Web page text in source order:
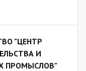
"ЦЕНТР
И
ПРОМЫСЛОВ"